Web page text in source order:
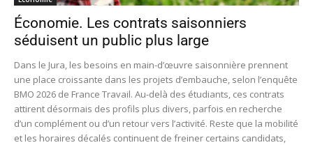
Économie. Les contrats saisonniers
séduisent un public plus large
Dans le Jura, les besoins en main-d’œuvre saisonnière prennent
une place croissante dans les projets d’embauche, selon l’enquête
BMO 2026 de France Travail. Au-delà des étudiants, ces contrats
attirent désormais des profils plus divers, parfois en recherche
d’un complément ou d’un retour vers l’activité. Reste que la mobilité
et les horaires décalés continuent de freiner certains candidats,